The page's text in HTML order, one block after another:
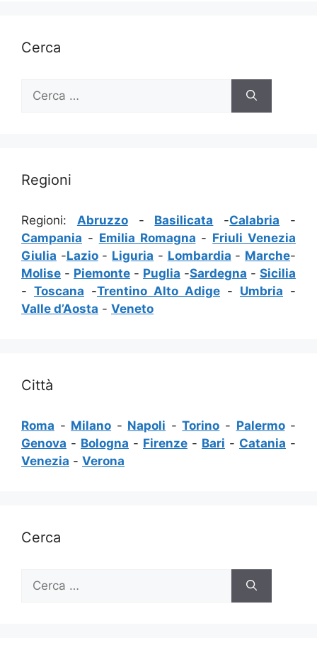
Cerca
per:
Regioni
Regioni: Abruzzo- Basilicata -Calabria -
Campania - Emilia Romagna - Friuli Venezia
Giulia -Lazio- Liguria - Lombardia - Marche-
Molise - Piemonte - Puglia -Sardegna - Sicilia
- Toscana -Trentino Alto Adige - Umbria -
Valle d’Aosta - Veneto
Città
Roma - Milano - Napoli -Torino - Palermo-
Genova - Bologna - Firenze - Bari - Catania -
Venezia - Verona
Cerca
per: